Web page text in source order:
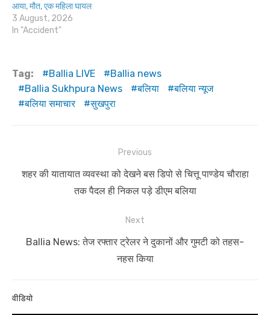
आया, मौत, एक महिला घायल
3 August, 2026
In "Accident"
Tag: Ballia LIVE
Ballia news
Ballia Sukhpura News
बलिया
बलिया न्यूज
बलिया समाचार
सुखपुरा
navigation
Previous
Previous
शहर की यातायात व्यवस्था को देखने बस डिपो से चित्तू पाण्डेय चौराहा
तक पैदल ही निकल पड़े डीएम बलिया
Next
Next
Ballia News: तेज रफ्तार ट्रेलर ने दुकानों और गुमटी को तहस-
नहस किया
वीडियो